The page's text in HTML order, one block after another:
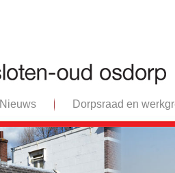
Nieuws Dorpsraad en